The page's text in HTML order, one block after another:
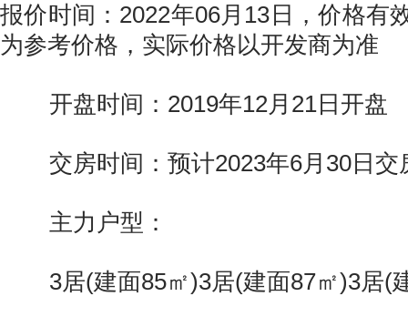
报价时间：2022年06月13日，价格有
为参考价格，实际价格以开发商为准
开盘时间：2019年12月21日开盘
交房时间：预计2023年6月30日交
主力户型：
3居(建面85㎡)3居(建面87㎡)3居(